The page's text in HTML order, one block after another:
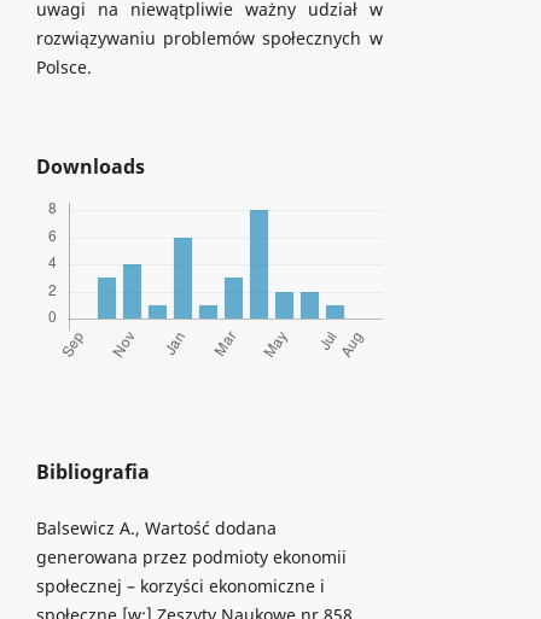
uwagi na niewątpliwie ważny udział w
rozwiązywaniu problemów społecznych w
Polsce.
Downloads
Bibliografia
Balsewicz A., Wartość dodana
generowana przez podmioty ekonomii
społecznej – korzyści ekonomiczne i